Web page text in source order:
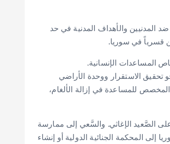
فوراً أي هجمات موجهة ضد المدنيين والأهداف المدنية في حد
المساعدات الإنسانية.
جدي على تحقيق الانتقال السياسي وفقاً لبيان جنيف واحد وقرار مجلس الأمن رقم 2254، سعياً نحو تحقيق الاستقرار ووحدة الأراضي
المخصص للمساعدة في إزالة الألغام،
الصَّعيد الإغاثي. والسَّعي إلى ممارسة
المحكمة الجنائية الدولية أو إنشاء